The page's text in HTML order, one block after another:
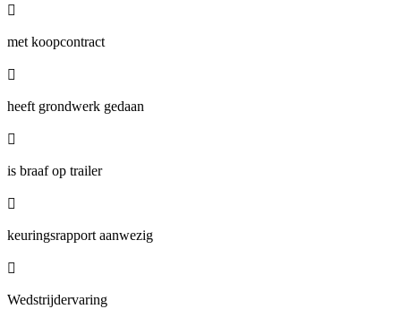

met koopcontract

heeft grondwerk gedaan

is braaf op trailer

keuringsrapport aanwezig

Wedstrijdervaring